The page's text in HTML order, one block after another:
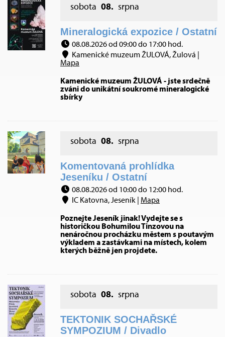
sobota 08. srpna
Mineralogická expozice / Ostatní
08.08.2026 od 09:00 do 17:00 hod.
Kamenické muzeum ŽULOVÁ, Žulová |
Mapa
Kamenické muzeum ŽULOVÁ - jste srdečně
zváni do unikátní soukromé mineralogické
sbírky
sobota 08. srpna
Komentovaná prohlídka
Jeseníku / Ostatní
08.08.2026 od 10:00 do 12:00 hod.
IC Katovna, Jeseník | Mapa
Poznejte Jeseník jinak! Vydejte se s
historičkou Bohumilou Tinzovou na
nenáročnou procházku městem s poutavým
výkladem a zastávkami na místech, kolem
kterých běžně jen projdete.
sobota 08. srpna
TEKTONIK SOCHAŘSKÉ
SYMPOZIUM / Divadlo